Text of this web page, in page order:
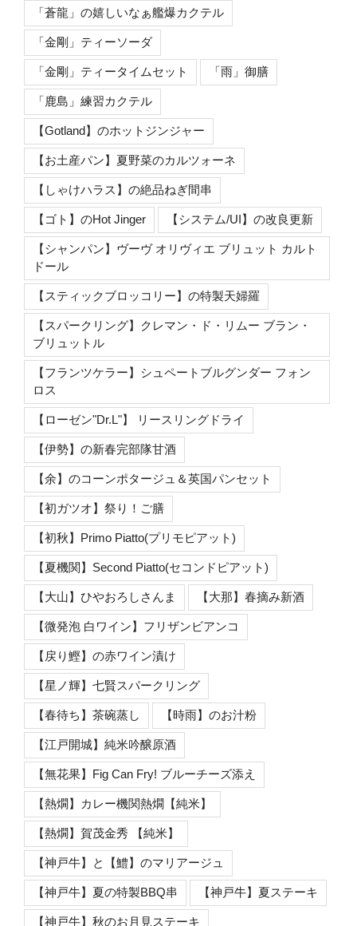
「蒼龍」の嬉しいなぁ艦爆カクテル
「金剛」ティーソーダ
「金剛」ティータイムセット 「雨」御膳
「鹿島」練習カクテル
【Gotland】のホットジンジャー
【お土産パン】夏野菜のカルツォーネ
【しゃけハラス】の絶品ねぎ間串
【ゴト】のHot Jinger 【システム/UI】の改良更新
【シャンパン】ヴーヴ オリヴィエ ブリュット カルト
ドール
【スティックブロッコリー】の特製天婦羅
【スパークリング】クレマン・ド・リムー ブラン・
ブリュットル
【フランツケラー】シュペートブルグンダー フォン
ロス
【ローゼン"Dr.L"】 リースリングドライ
【伊勢】の新春完部隊甘酒
【余】のコーンポタージュ＆英国パンセット
【初ガツオ】祭り！ご膳
【初秋】Primo Piatto(プリモピアット)
【夏機関】Second Piatto(セコンドピアット)
【大山】ひやおろしさんま 【大那】春摘み新酒
【微発泡 白ワイン】フリザンビアンコ
【戻り鰹】の赤ワイン漬け
【星ノ輝】七賢スパークリング
【春待ち】茶碗蒸し 【時雨】のお汁粉
【江戸開城】純米吟醸原酒
【無花果】Fig Can Fry! ブルーチーズ添え
【熱燗】カレー機関熱燗【純米】
【熱燗】賀茂金秀 【純米】
【神戸牛】と【鱧】のマリアージュ
【神戸牛】夏の特製BBQ串 【神戸牛】夏ステーキ
【神戸牛】秋のお月見ステーキ